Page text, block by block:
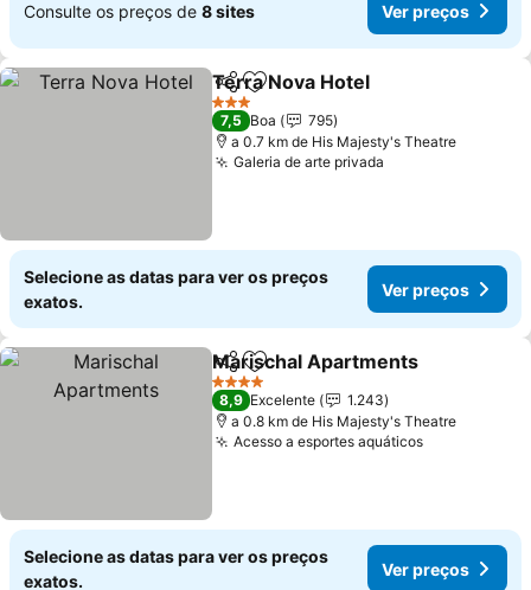
Consulte os preços de 8 sites Ver preços
PartilharAdicionar aos favoritos
Terra Nova Hotel
3 Estrelas
7,5 Boa
795
a 0.7 km de His Majesty's Theatre
Galeria de arte privada
Selecione as datas para ver os preços
exatos.
Ver preços
PartilharAdicionar aos favoritos
Marischal Apartments
4 Estrelas
8,9 Excelente
1.243
a 0.8 km de His Majesty's Theatre
Acesso a esportes aquáticosVer preços
Selecione as datas para ver os preços
exatos.
Ver preços